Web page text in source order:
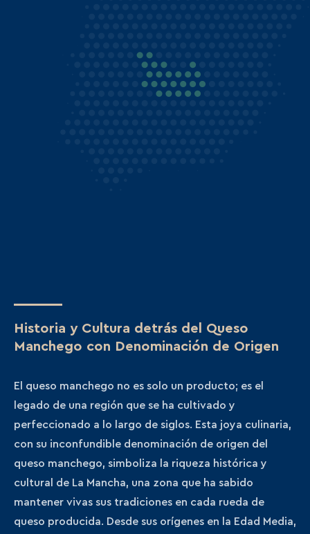
Historia y Cultura detrás del Queso
Manchego con Denominación de Origen
El queso manchego no es solo un producto; es el
legado de una región que se ha cultivado y
perfeccionado a lo largo de siglos. Esta joya culinaria,
con su inconfundible denominación de origen del
queso manchego, simboliza la riqueza histórica y
cultural de La Mancha, una zona que ha sabido
mantener vivas sus tradiciones en cada rueda de
queso producida. Desde sus orígenes en la Edad Media,